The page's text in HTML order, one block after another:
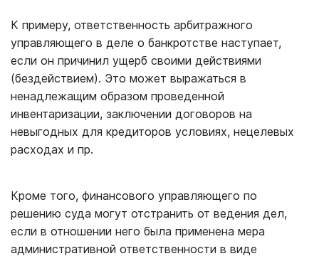
К примеру, ответственность арбитражного
управляющего в деле о банкротстве наступает,
если он причинил ущерб своими действиями
(бездействием). Это может выражаться в
ненадлежащим образом проведенной
инвентаризации, заключении договоров на
невыгодных для кредиторов условиях, нецелевых
расходах и пр.
Кроме того, финансового управляющего по
решению суда могут отстранить от ведения дел,
если в отношении него была применена мера
административной ответственности в виде